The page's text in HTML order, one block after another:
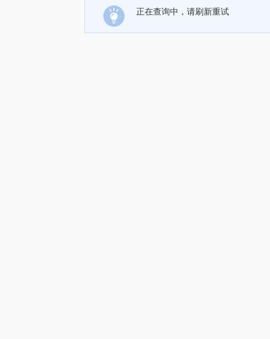
正在查询中，请刷新重试